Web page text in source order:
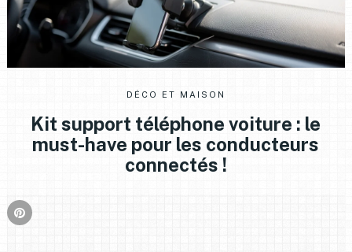
DÉCO ET MAISON
Kit support téléphone voiture : le
must-have pour les conducteurs
connectés !